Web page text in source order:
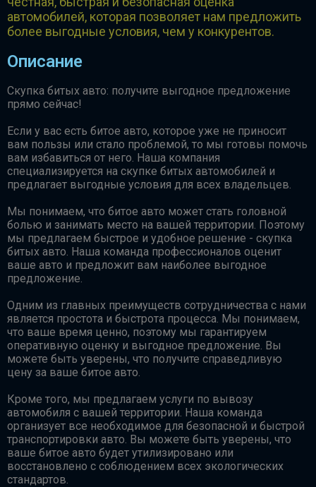
автомобилей, которая позволяет нам предложить
более выгодные условия, чем у конкурентов.
Описание
Скупка битых авто: получите выгодное предложение
прямо сейчас!
Если у вас есть битое авто, которое уже не приносит
вам пользы или стало проблемой, то мы готовы помочь
вам избавиться от него. Наша компания
специализируется на скупке битых автомобилей и
предлагает выгодные условия для всех владельцев.
Мы понимаем, что битое авто может стать головной
болью и занимать место на вашей территории. Поэтому
мы предлагаем быстрое и удобное решение - скупка
битых авто. Наша команда профессионалов оценит
ваше авто и предложит вам наиболее выгодное
предложение.
Одним из главных преимуществ сотрудничества с нами
является простота и быстрота процесса. Мы понимаем,
что ваше время ценно, поэтому мы гарантируем
оперативную оценку и выгодное предложение. Вы
можете быть уверены, что получите справедливую
цену за ваше битое авто.
Кроме того, мы предлагаем услуги по вывозу
автомобиля с вашей территории. Наша команда
организует все необходимое для безопасной и быстрой
транспортировки авто. Вы можете быть уверены, что
ваше битое авто будет утилизировано или
восстановлено с соблюдением всех экологических
стандартов.